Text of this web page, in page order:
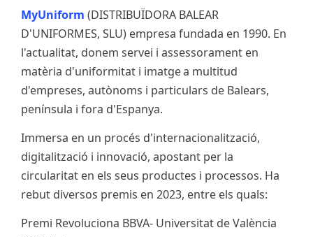
MyUniform (DISTRIBUÏDORA BALEAR
D'UNIFORMES, SLU) empresa fundada en 1990. En
l'actualitat, donem servei i assessorament en
matèria d'uniformitat i imatge a multitud
d'empreses, autònoms i particulars de Balears,
península i fora d'Espanya.
Immersa en un procés d'internacionalització,
digitalització i innovació, apostant per la
circularitat en els seus productes i processos. Ha
rebut diversos premis en 2023, entre els quals:
Premi Revoluciona BBVA- Universitat de València